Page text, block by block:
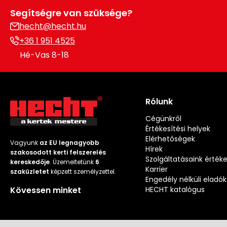
Segítségre van szüksége?
hecht@hecht.hu
+36 1 951 4525
Hé-Vas 8-18
Vagyunk az EU legnagyobb
szakosodott kerti felszerelés
kereskedője. Üzemeltetünk 6
szaküzletet képzett személyzettel.
Kövessen minket
Rólunk
Cégünkről
Értékesítési helyek
Elérhetőségek
Hírek
Szolgáltatásaink
Karrier
Engedély nélküli eladók
HECHT katalógus